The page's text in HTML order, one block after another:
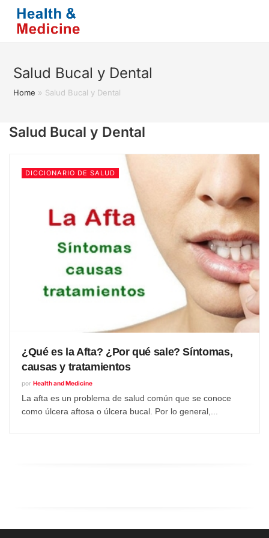
Saltar
contenido
Salud Bucal y Dental
Home » Salud Bucal y Dental
Salud Bucal y Dental
DICCIONARIO DE SALUD
¿Qué es la Afta? ¿Por qué sale? Síntomas,
causas y tratamientos
por Health and Medicine
La afta es un problema de salud común que se conoce
como úlcera aftosa o úlcera bucal. Por lo general,...